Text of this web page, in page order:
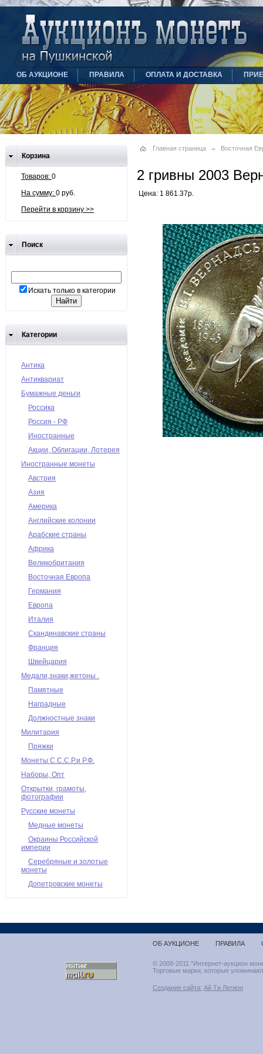
ОБ АУКЦИОНЕ ПРАВИЛА ОПЛАТА И ДОСТАВКА
Корзина
Товаров: 0
На сумму: 0 руб.
Перейти в корзину >>
Поиск
Искать только в категории
Категории
Антика
Антиквариат
Бумажные деньги
Россика
Россия - РФ
Иностранные
Акции, Облигации, Лотерея
Иностранные монеты
Австрия
Азия
Америка
Английские колонии
Арабские страны
Африка
Великобритания
Восточная Европа
Германия
Европа
Италия
Скандинавские страны
Франция
Швейцария
Медали,знаки,жетоны .
Памятные
Наградные
Должностные знаки
Милитария
Пряжки
Монеты С.С.С.Р.и Р.Ф.
Наборы, Опт
Открытки, грамоты,
фотографии
Русские монеты
Медные монеты
Окраины Российской
империи
Серебряные и золотые
монеты
Допетровские монеты
Главная страница Восточная
2 гривны 2003
Цена: 1 861.37р.
ОБ АУКЦИОНЕ ПРАВИЛА
© 2008-2011 "Интернет-аукцион
Торговые марки, которые
Создание сайта: Ай Ти Легион